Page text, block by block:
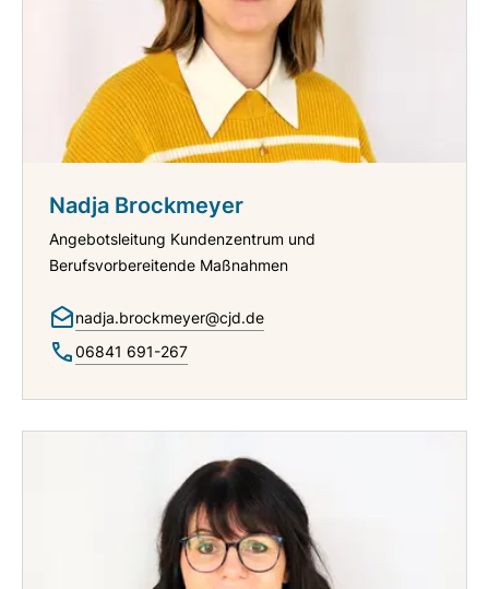
Nadja Brockmeyer
Angebotsleitung Kundenzentrum und
Berufsvorbereitende Maßnahmen
nadja.brockmeyer@cjd.de
06841 691-267